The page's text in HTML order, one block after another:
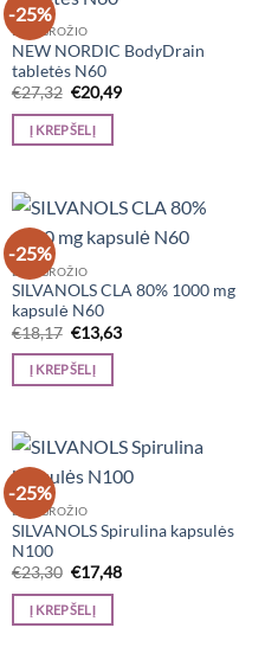
-25%
DĖL GROŽIO
NEW NORDIC BodyDrain
tabletės N60
€27,32 Original
price
was:
€27,32.
€20,49Current
Į KREPŠELĮ
-25%
DĖL GROŽIO
SILVANOLS CLA 80% 1000 mg
kapsulė N60
€18,17 Original
price
was:
€18,17.
€13,63Current
Į KREPŠELĮ
-25%
DĖL GROŽIO
SILVANOLS Spirulina kapsulės
N100
€23,30 Original
price
was:
€23,30.
€17,48Current
Į KREPŠELĮ